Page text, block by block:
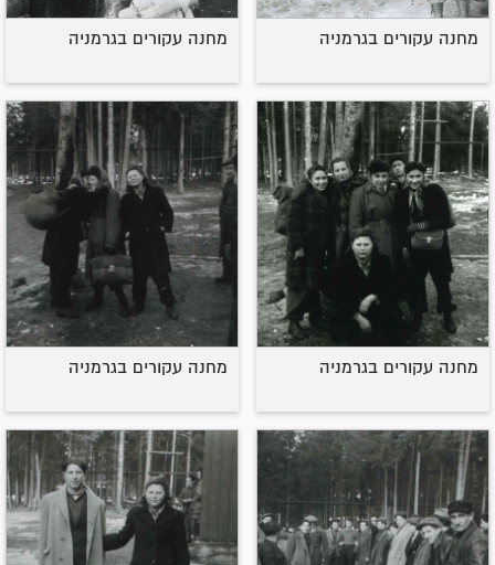
מחנה עקורים בגרמניה מחנה עקורים בגרמניה
מחנה עקורים בגרמניה מחנה עקורים בגרמניה